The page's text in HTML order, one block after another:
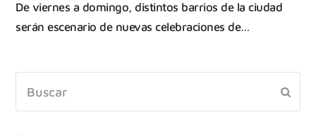
De viernes a domingo, distintos barrios de la ciudad
serán escenario de nuevas celebraciones de…